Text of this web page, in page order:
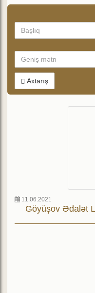
Axtarış
11.06.2021
Göyüşov Ədalət